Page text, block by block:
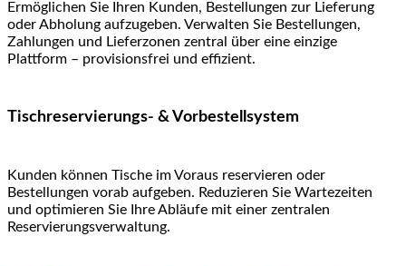
Ermöglichen Sie Ihren Kunden, Bestellungen zur Lieferung
oder Abholung aufzugeben. Verwalten Sie Bestellungen,
Zahlungen und Lieferzonen zentral über eine einzige
Plattform – provisionsfrei und effizient.
Tischreservierungs- & Vorbestellsystem
Kunden können Tische im Voraus reservieren oder
Bestellungen vorab aufgeben. Reduzieren Sie Wartezeiten
und optimieren Sie Ihre Abläufe mit einer zentralen
Reservierungsverwaltung.